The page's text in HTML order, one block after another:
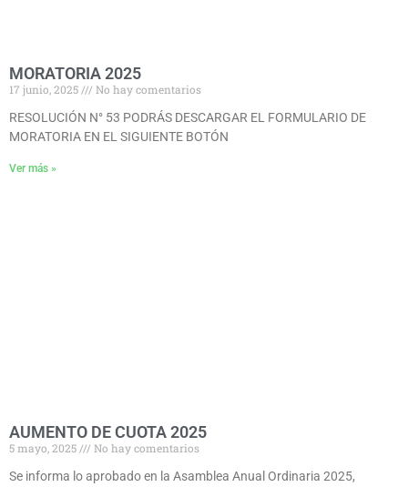
MORATORIA 2025
17 junio, 2025
No hay comentarios
RESOLUCIÓN N° 53 PODRÁS DESCARGAR EL FORMULARIO DE
MORATORIA EN EL SIGUIENTE BOTÓN
Ver más »
AUMENTO DE CUOTA 2025
5 mayo, 2025
No hay comentarios
Se informa lo aprobado en la Asamblea Anual Ordinaria 2025,